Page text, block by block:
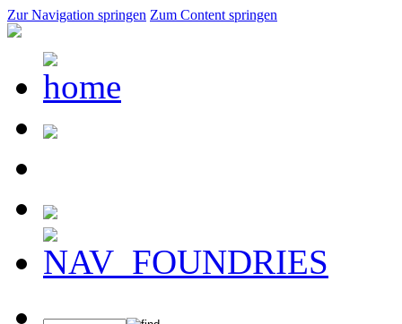
Zur Navigation springen Zum Content springen